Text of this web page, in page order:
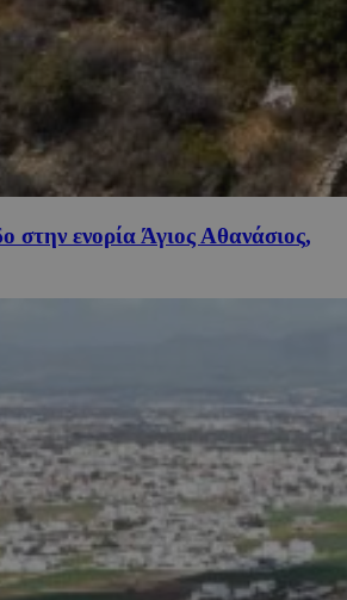
στην ενορία Άγιος Αθανάσιος,